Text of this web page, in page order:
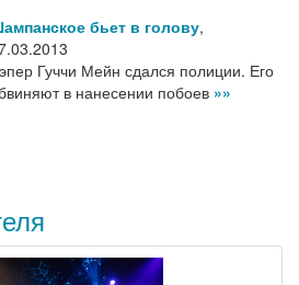
бьет в голову,
Гуччи Мейн сдался полиции. Его
в нанесении побоев »»